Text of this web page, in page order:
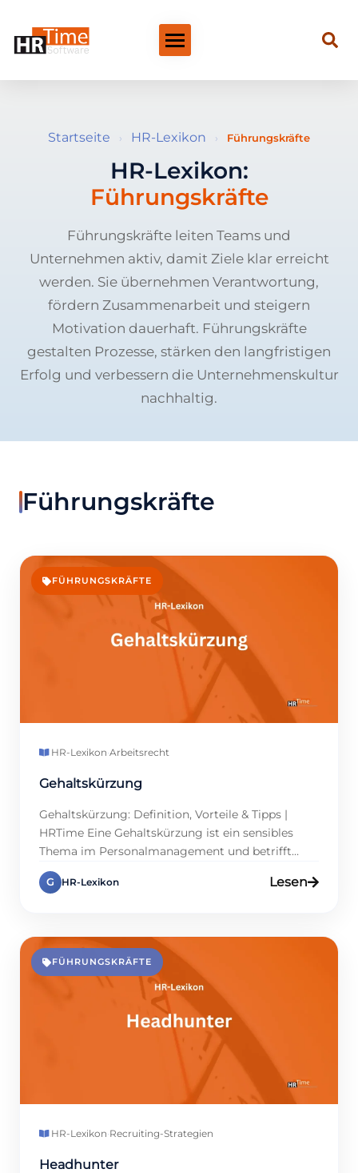
Startseite › HR-Lexikon › Führungskräfte
HR-Lexikon:
Führungskräfte
Führungskräfte leiten Teams und
Unternehmen aktiv, damit Ziele klar erreicht
werden. Sie übernehmen Verantwortung,
fördern Zusammenarbeit und steigern
Motivation dauerhaft. Führungskräfte
gestalten Prozesse, stärken den langfristigen
Erfolg und verbessern die Unternehmenskultur
nachhaltig.
Führungskräfte
FÜHRUNGSKRÄFTE
HR-Lexikon·Arbeitsrecht
Gehaltskürzung
Gehaltskürzung: Definition, Vorteile & Tipps |
HRTime Eine Gehaltskürzung ist ein sensibles
Thema im Personalmanagement und betrifft
sowohl Unternehmen als auch Mitarbeitende.
Gerade in wirtschaftlich schwierigen Zeiten oder
werden. Dennoch ist sie rechtlich stark reguliert
und erfordert klare Absprachen. Daher sollten
Personalmanager gut […]
G HR-Lexikon Lesen
FÜHRUNGSKRÄFTE
HR-Lexikon·Recruiting-Strategien
Headhunter